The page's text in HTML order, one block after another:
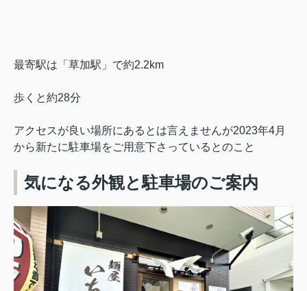
最寄駅は「草加駅」で約2.2km
歩くと約28分
アクセスが良い場所にあるとは言えませんが2023年4月
から新たに駐車場をご用意下さっているとのこと
気になる外観と駐車場のご案内